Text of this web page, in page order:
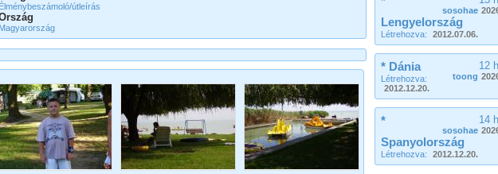
útleírás Olaszország
Beküldte:GaborApa
Rövidke kis memó a
utunkról.
Dél-Tirol
sosohae
Lengyelország
Létrehozva: 2012.07.06.
12
toong
* Dánia
Létrehozva:
2012.12.20.
14
sosohae
*
Spanyolország
Létrehozva: 2012.12.20.